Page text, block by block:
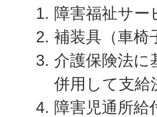
障害福祉サー
補装具（車椅
介護保険法に
併用して支給
障害児通所給